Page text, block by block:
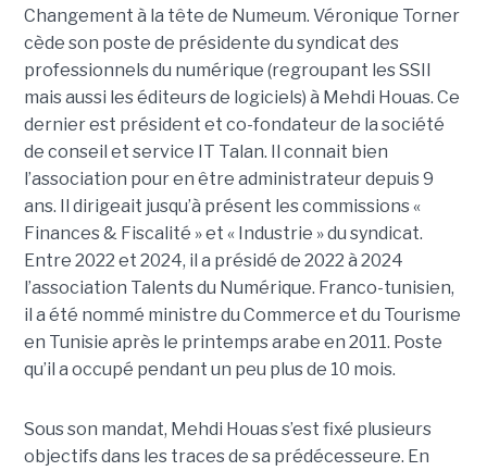
Changement à la tête de Numeum. Véronique Torner
cède son poste de présidente du syndicat des
professionnels du numérique (regroupant les SSII
mais aussi les éditeurs de logiciels) à Mehdi Houas. Ce
dernier est président et co-fondateur de la société
de conseil et service IT Talan. Il connait bien
l’association pour en être administrateur depuis 9
ans. Il dirigeait jusqu’à présent les commissions «
Finances & Fiscalité » et « Industrie » du syndicat.
Entre 2022 et 2024, il a présidé de 2022 à 2024
l’association Talents du Numérique. Franco-tunisien,
il a été nommé ministre du Commerce et du Tourisme
en Tunisie après le printemps arabe en 2011. Poste
qu’il a occupé pendant un peu plus de 10 mois.
Sous son mandat, Mehdi Houas s’est fixé plusieurs
objectifs dans les traces de sa prédécesseure. En